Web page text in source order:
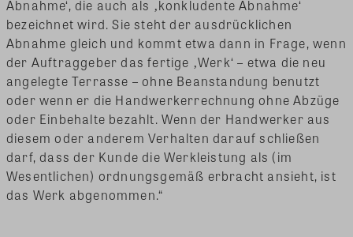
Abnahme‘, die auch als ‚konkludente Abnahme‘
bezeichnet wird. Sie steht der ausdrücklichen
Abnahme gleich und kommt etwa dann in Frage, wenn
der Auftraggeber das fertige ‚Werk‘ – etwa die neu
angelegte Terrasse – ohne Beanstandung benutzt
oder wenn er die Handwerkerrechnung ohne Abzüge
oder Einbehalte bezahlt. Wenn der Handwerker aus
diesem oder anderem Verhalten darauf schließen
darf, dass der Kunde die Werkleistung als (im
Wesentlichen) ordnungsgemäß erbracht ansieht, ist
das Werk abgenommen.“